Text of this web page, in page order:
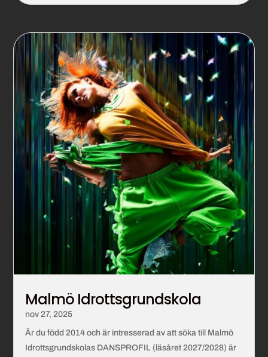
Malmö Idrottsgrundskola
nov 27, 2025
Är du född 2014 och är intresserad av att söka till Malmö
Idrottsgrundskolas DANSPROFIL (läsåret 2027/2028) är